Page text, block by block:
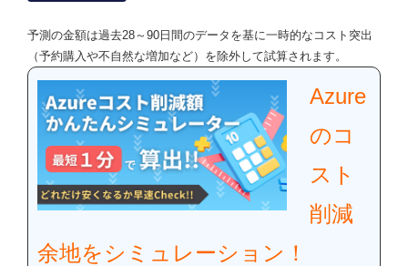
予測の金額は過去28～90日間のデータを基に一時的なコスト突出
（予約購入や不自然な増加など）を除外して試算されます。
Azure
のコ
スト
削減
余地をシミュレーション！